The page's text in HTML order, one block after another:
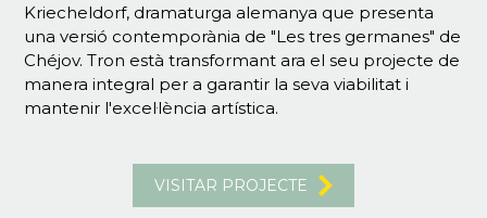
Kriecheldorf, dramaturga alemanya que presenta
una versió contemporània de "Les tres germanes" de
Chéjov. Tron està transformant ara el seu projecte de
manera integral per a garantir la seva viabilitat i
mantenir l'excel·lència artística.
VISITAR PROJECTE